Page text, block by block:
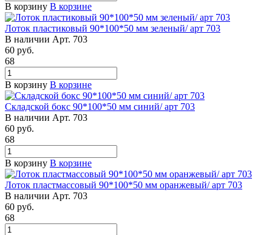
В корзину В корзине
Лоток пластиковый 90*100*50 мм зеленый/ арт 703
В наличии Арт. 703
60 руб.
68
В корзину В корзине
Складской бокс 90*100*50 мм синий/ арт 703
В наличии Арт. 703
60 руб.
68
В корзину В корзине
Лоток пластмассовый 90*100*50 мм оранжевый/ арт 703
В наличии Арт. 703
60 руб.
68